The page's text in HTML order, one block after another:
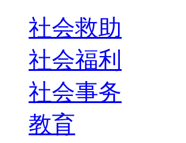
社会救助
社会福利
社会事务
教育